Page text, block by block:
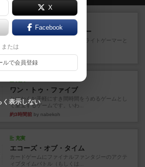
アンダー・ザ・テーブラー
笑えるバカゲームを集めているライトゲーマーと
してのレビューです。正体隠...
約2時間前by toyota
ワン・トゥ・ファイブ
とにかくお手軽にすき間時間をうめるゲームとし
て重宝するゲームです。いわ...
約3時間前 by nabekoh
充実
エコーズ・オブ・タイム
カードゲームにファイナルファンタジーのアクテ
ィブタイムバトル（もしくは...
X
Facebook
または
ルで会員登録
く表示しない